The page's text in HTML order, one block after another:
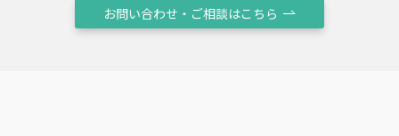
お問い合わせ・ご相談はこちら